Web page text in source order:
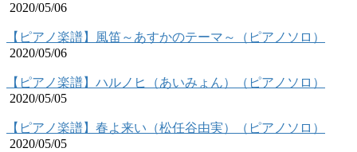
2020/05/06
【ピアノ楽譜】風笛～あすかのテーマ～（ピアノソロ）
2020/05/06
【ピアノ楽譜】ハルノヒ（あいみょん）（ピアノソロ）
2020/05/05
【ピアノ楽譜】春よ来い（松任谷由実）（ピアノソロ）
2020/05/05